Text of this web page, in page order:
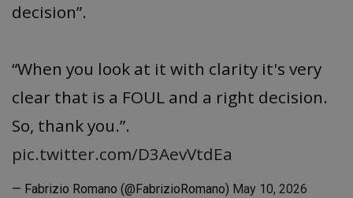
decision”.
“When you look at it with clarity it's very
clear that is a FOUL and a right decision.
So, thank you.”.
pic.twitter.com/D3AevVtdEa
— Fabrizio Romano (@FabrizioRomano) May 10, 2026